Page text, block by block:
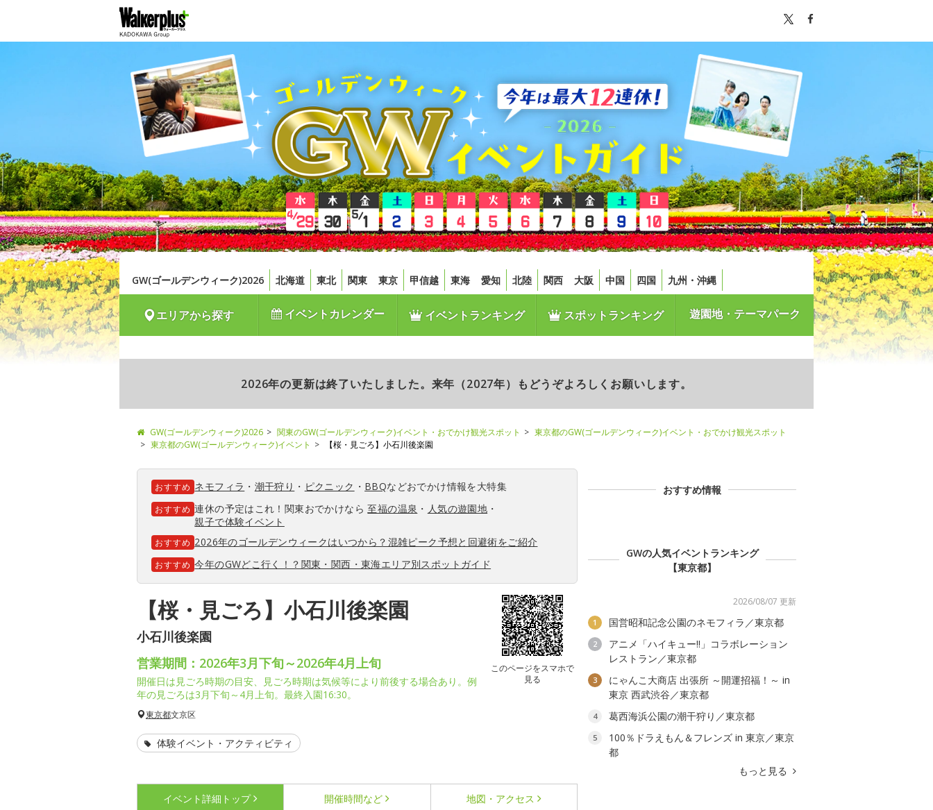
GW(ゴールデンウィーク)2026 北海道 東北 関東 東京 甲信越 東海 愛知 北陸 関西 大阪 中国 四国 九州・沖縄
エリアから探す イベントカレンダー イベントランキング スポットランキング 遊園地・テーマパーク
2026年の更新は終了いたしました。来年（2027年）もどうぞよろしくお願いします。
GW(ゴールデンウィーク)2026 関東のGW(ゴールデンウィーク)イベント・おでかけ観光スポット
東京都のGW(ゴールデンウィーク)イベント・おでかけ観光スポット
東京都のGW(ゴールデンウィーク)イベント
【桜・見ごろ】小石川後楽園
おすすめ ネモフィラ ・ 潮干狩り ・ ピクニック ・ BBQなどおでかけ情報を大特集
おすすめ 連休の予定はこれ！関東おでかけなら至福の温泉 ・ 人気の遊園地 ・
親子で体験イベント
おすすめ 2026年のゴールデンウィークはいつから？混雑ピーク予想と回避術をご紹介
おすすめ 今年のGWどこ行く！？関東・関西・東海エリア別スポットガイド
【桜・見ごろ】小石川後楽園
小石川後楽園
このページをスマホで
見る
営業期間：2026年3月下旬～2026年4月上旬
開催日は見ごろ時期の目安、見ごろ時期は気候等により前後する場合あり。例
年の見ごろは3月下旬～4月上旬。最終入園16:30。
東京都文京区
体験イベント・アクティビティ
イベント詳細 トップ 開催時間など 地図・アクセス
おすすめ情報
GWの人気イベントランキング
【東京都】
2026/08/07 更新
1 国営昭和記念公園のネモフィラ／東京都
2
アニメ「ハイキュー!!」コラボレーション
レストラン／東京都
3
にゃんこ大商店 出張所 ～開運招福！～ in
東京 西武渋谷／東京都
4 葛西海浜公園の潮干狩り／東京都
5
100％ドラえもん＆フレンズ in 東京／東京
都
もっと見る